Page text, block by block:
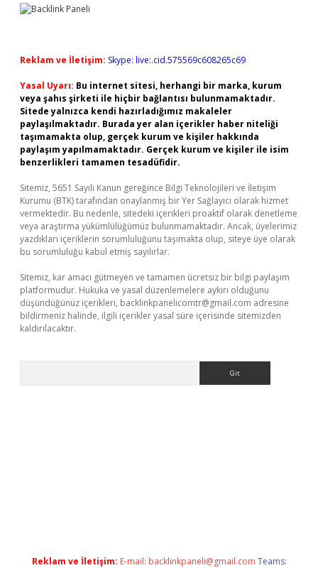
Reklam ve İletişim: Skype: live:.cid.575569c608265c69
Yasal Uyarı: Bu internet sitesi, herhangi bir marka, kurum
veya şahıs şirketi ile hiçbir bağlantısı bulunmamaktadır.
Sitede yalnızca kendi hazırladığımız makaleler
paylaşılmaktadır. Burada yer alan içerikler haber niteliği
taşımamakta olup, gerçek kurum ve kişiler hakkında
paylaşım yapılmamaktadır. Gerçek kurum ve kişiler ile isim
benzerlikleri tamamen tesadüfidir.
Sitemiz, 5651 Sayılı Kanun gereğince Bilgi Teknolojileri ve İletişim
Kurumu (BTK) tarafından onaylanmış bir Yer Sağlayıcı olarak hizmet
vermektedir. Bu nedenle, sitedeki içerikleri proaktif olarak denetleme
veya araştırma yükümlülüğümüz bulunmamaktadır. Ancak, üyelerimiz
yazdıkları içeriklerin sorumluluğunu taşımakta olup, siteye üye olarak
bu sorumluluğu kabul etmiş sayılırlar.
Sitemiz, kar amacı gütmeyen ve tamamen ücretsiz bir bilgi paylaşım
platformudur. Hukuka ve yasal düzenlemelere aykırı olduğunu
düşündüğünüz içerikleri, backlinkpanelicomtr@gmail.com adresine
bildirmeniz halinde, ilgili içerikler yasal süre içerisinde sitemizden
kaldırılacaktır.
Reklam ve İletişim: E-mail: backlinkpaneli@gmail.com Teams: